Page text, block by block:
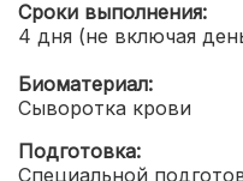
Сроки выполнения:
4 дня (не включая
Биоматериал:
Сыворотка крови
Подготовка:
Специальной